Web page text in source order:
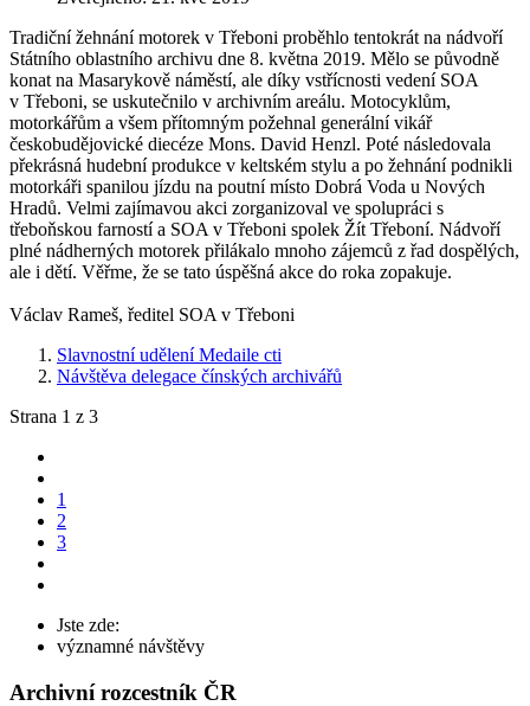
Tradiční žehnání motorek v Třeboni proběhlo tentokrát na nádvoří
Státního oblastního archivu dne 8. května 2019. Mělo se původně
konat na Masarykově náměstí, ale díky vstřícnosti vedení SOA
v Třeboni, se uskutečnilo v archivním areálu. Motocyklům,
motorkářům a všem přítomným požehnal generální vikář
českobudějovické diecéze Mons. David Henzl. Poté následovala
překrásná hudební produkce v keltském stylu a po žehnání podnikli
motorkáři spanilou jízdu na poutní místo Dobrá Voda u Nových
Hradů. Velmi zajímavou akci zorganizoval ve spolupráci s
třeboňskou farností a SOA v Třeboni spolek Žít Třeboní. Nádvoří
plné nádherných motorek přilákalo mnoho zájemců z řad dospělých,
ale i dětí. Věřme, že se tato úspěšná akce do roka zopakuje.
Václav Rameš, ředitel SOA v Třeboni
Slavnostní udělení Medaile cti
Návštěva delegace čínských archivářů
Strana 1 z 3
1
2
3
Jste zde:
významné návštěvy
Archivní rozcestník ČR